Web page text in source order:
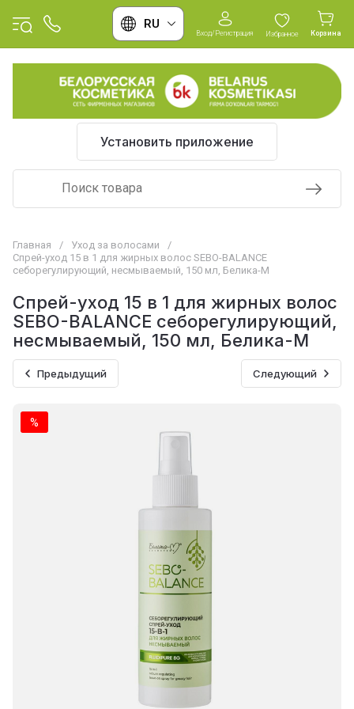
RU
Вход/Регистрация Избранное Корзина
Установить приложение
Главная / Уход за волосами
/
Спрей-уход 15 в 1 для жирных волос SEBO-BALANCE
себорегулирующий, несмываемый, 150 мл, Белика-М
Спрей-уход 15 в 1 для жирных волос
SEBO-BALANCE себорегулирующий,
несмываемый, 150 мл, Белика-М
Предыдущий Следующий
%